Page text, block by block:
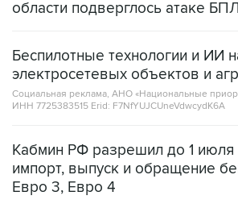
области подверглось атаке
Беспилотные технологии и ИИ
электросетевых объектов и
Социальная реклама, АНО «Национальные
ИНН 7725383515 Erid: F7NfYUJCUneVdwcydK6A
Кабмин РФ разрешил до 1 июля
импорт, выпуск и обращение
Евро 3, Евро 4